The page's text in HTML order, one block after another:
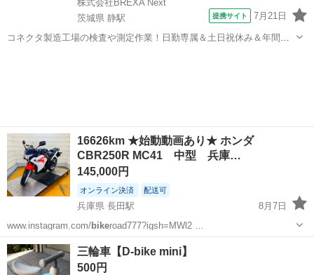
株式会社BREXA Next
茨城県 静駅
提携サイト 7月21日
コネクタ製造工場の検査や測定作業！日勤専属＆土日祝休み＆年間休
16626km ★始動動画あり★ ホンダ
CBR250R MC41 中型 兵庫…
145,000円
オンライン決済 配送可
兵庫県 長田駅
8月7日
www.instagram.com/bikeroad777?igsh=MWl2 …
兵庫 神戸市 長田駅 自賠責保険
三輪車【D-bike mini】
500円